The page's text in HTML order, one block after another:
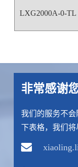
LXG2000A-0-TL
非常感谢
我们的服务不
下表格，我们将